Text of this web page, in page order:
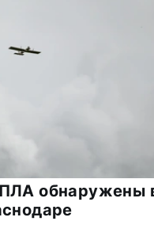
обнаружены